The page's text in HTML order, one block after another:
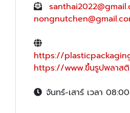
https://
https://www.ขึ้นรูปพลาส
จันทร์-เสาร์ เวลา